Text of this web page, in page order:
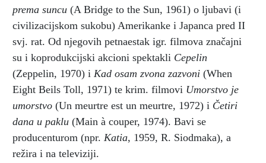
prema suncu (A Bridge to the Sun, 1961) o ljubavi (i
civilizacijskom sukobu) Amerikanke i Japanca pred II
svj. rat. Od njegovih petnaestak igr. filmova značajni
su i koprodukcijski akcioni spektakli Cepelin
(Zeppelin, 1970) i Kad osam zvona zazvoni (When
Eight Beils Toll, 1971) te krim. filmovi Umorstvo je
umorstvo (Un meurtre est un meurtre, 1972) i Četiri
dana u paklu (Main à couper, 1974). Bavi se
producenturom (npr. Katia, 1959, R. Siodmaka), a
režira i na televiziji.